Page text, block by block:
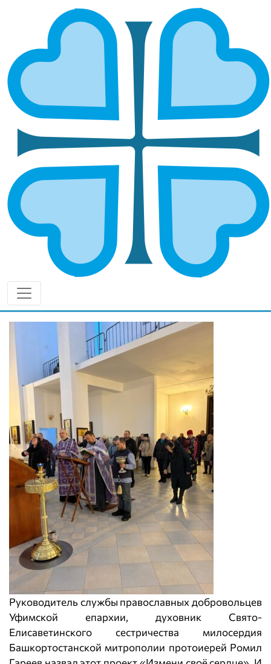
«ИЗМЕНИ СВОЁ СЕРДЦЕ»: В
УФИМСКОЙ ЕПАРХИИ 27
ДОБРОВОЛЬЦЕВ ОТПРАВИЛИСЬ НА
ДОНБАСС С ГУМАНИТАРНОЙ
МИССИЕЙ
ГЛАВНАЯ
«ИЗМЕНИ СВОЁ СЕРДЦЕ»: В УФИМСКОЙ ЕПАРХИИ 27
ДОБРОВОЛЬЦЕВ ОТПРАВИЛИСЬ НА ДОНБАСС С
ГУМАНИТАРНОЙ МИССИЕЙ
В Уфе стартовала очередная гуманитарная миссия
на Донбасс. Группа из 27 добровольцев
отправилась в двухнедельную поездку в рамках
Патриаршей гуманитарной миссии, чтобы нести
служение там, где оно сегодня нужнее всего.
Руководитель службы православных добровольцев
Уфимской епархии, духовник Свято-
Елисаветинского сестричества милосердия
Башкортостанской митрополии протоиерей Ромил